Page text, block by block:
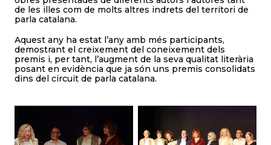
de les illes com de molts altres indrets del territori de
parla catalana.
Aquest any ha estat l’any amb més participants,
demostrant el creixement del coneixement dels
premis i, per tant, l’augment de la seva qualitat literària
posant en evidència que ja són uns premis consolidats
dins del circuit de parla catalana.